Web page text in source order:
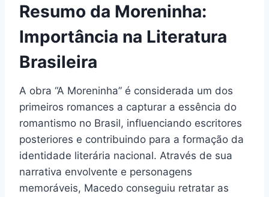
Resumo da Moreninha:
Importância na Literatura
Brasileira
A obra “A Moreninha” é considerada um dos
primeiros romances a capturar a essência do
romantismo no Brasil, influenciando escritores
posteriores e contribuindo para a formação da
identidade literária nacional. Através de sua
narrativa envolvente e personagens
memoráveis, Macedo conseguiu retratar as